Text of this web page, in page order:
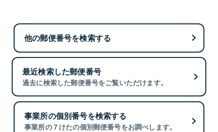
他の郵便番号を検索する
最近検索した郵便番号
過去に検索した郵便番号をご覧いただけます。
事業所の個別番号を検索する
事業所の７けたの個別郵便番号をお調べします。